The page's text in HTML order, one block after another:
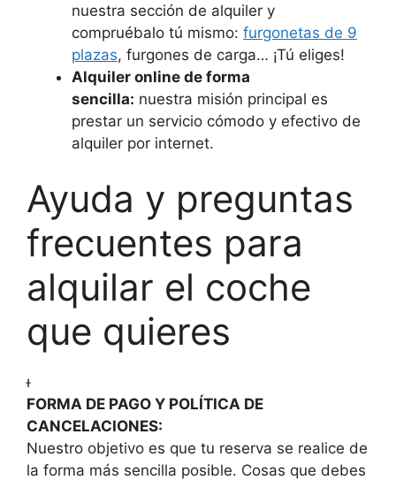
nuestra sección de alquiler y
compruébalo tú mismo: furgonetas de 9
plazas, furgones de carga… ¡Tú eliges!
Alquiler online de forma
sencilla: nuestra misión principal es
prestar un servicio cómodo y efectivo de
alquiler por internet.
Ayuda y preguntas
frecuentes para
alquilar el coche
que quieres

FORMA DE PAGO Y POLÍTICA DE
CANCELACIONES:
Nuestro objetivo es que tu reserva se realice de
la forma más sencilla posible. Cosas que debes